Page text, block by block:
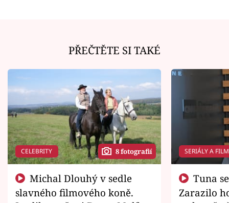
PŘEČTĚTE SI TAKÉ
CELEBRITY 8 fotografií
slavného filmového koně.
SERIÁLY A
Zarazilo